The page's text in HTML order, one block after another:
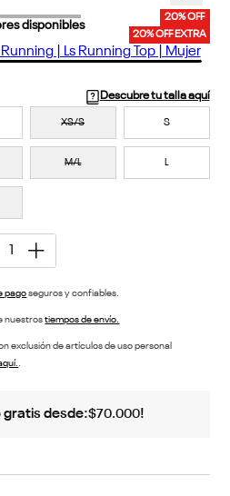
20% OFF
20% OFF EXTRA
disponibles
Descubre tu talla aquí
XS/S S
M/L L
pagoseguros y confiables.
nuestrostiempos de envío.
exclusión de artículos de uso personal
.
gratis desde:$70.000!